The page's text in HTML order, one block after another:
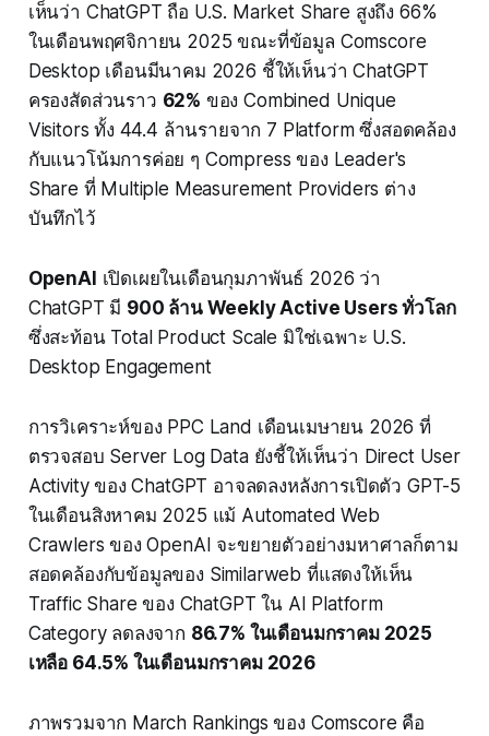
เห็นว่า ChatGPT ถือ U.S. Market Share สูงถึง 66%
ในเดือนพฤศจิกายน 2025 ขณะที่ข้อมูล Comscore
Desktop เดือนมีนาคม 2026 ชี้ให้เห็นว่า ChatGPT
ครองสัดส่วนราว 62% ของ Combined Unique
Visitors ทั้ง 44.4 ล้านรายจาก 7 Platform ซึ่งสอดคล้อง
กับแนวโน้มการค่อย ๆ Compress ของ Leader's
Share ที่ Multiple Measurement Providers ต่าง
บันทึกไว้
OpenAI เปิดเผยในเดือนกุมภาพันธ์ 2026 ว่า
ChatGPT มี 900 ล้าน Weekly Active Users ทั่วโลก
ซึ่งสะท้อน Total Product Scale มิใช่เฉพาะ U.S.
Desktop Engagement
การวิเคราะห์ของ PPC Land เดือนเมษายน 2026 ที่
ตรวจสอบ Server Log Data ยังชี้ให้เห็นว่า Direct User
Activity ของ ChatGPT อาจลดลงหลังการเปิดตัว GPT-5
ในเดือนสิงหาคม 2025 แม้ Automated Web
Crawlers ของ OpenAI จะขยายตัวอย่างมหาศาลก็ตาม
สอดคล้องกับข้อมูลของ Similarweb ที่แสดงให้เห็น
Traffic Share ของ ChatGPT ใน AI Platform
Category ลดลงจาก 86.7% ในเดือนมกราคม 2025
เหลือ 64.5% ในเดือนมกราคม 2026
ภาพรวมจาก March Rankings ของ Comscore คือ